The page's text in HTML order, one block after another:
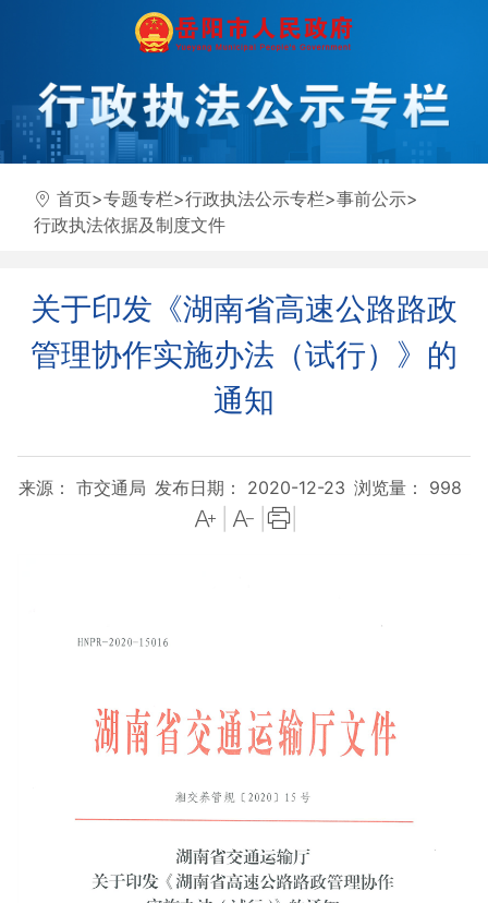
首页>专题专栏>行政执法公示专栏>事前公示>
行政执法依据及制度文件
关于印发《湖南省高速公路路政
管理协作实施办法（试行）》的
通知
来源： 市交通局 发布日期： 2020-12-23 浏览量： 998
|